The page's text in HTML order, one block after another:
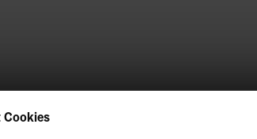
Cookies